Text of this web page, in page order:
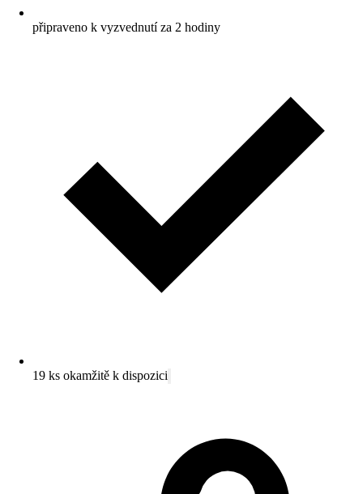
připraveno k vyzvednutí za 2 hodiny
19 ks okamžitě k dispozici